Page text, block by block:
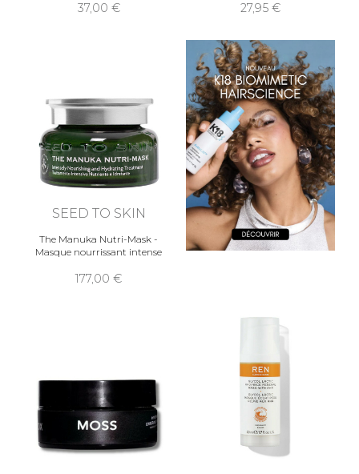
37,00 27,95
SEED TO SKIN
The Manuka Nutri-Mask -
Masque nourrissant intense
177,00